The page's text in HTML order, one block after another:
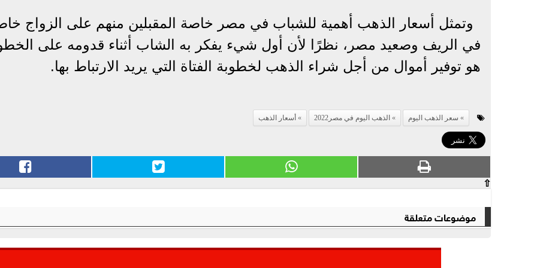
وتمثل أسعار الذهب أهمية للشباب في مصر خاصة المقبلين منهم على الزواج
في الريف وصعيد مصر، نظرًا لأن أول شيء يفكر به الشاب أثناء قدومه على
هو توفير أموال من أجل شراء الذهب لخطوبة الفتاة التي يريد الارتباط بها.
سعر الذهب اليوم الذهب اليوم في مصر2022 أسعار الذهب
⇧
موضوعات متعلقة